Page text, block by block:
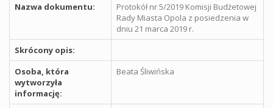
Nazwa dokumentu:
Protokół nr 5/2019 Komisji Budżetowej
Rady Miasta Opola z posiedzenia w
dniu 21 marca 2019 r.
Skrócony opis:
Osoba, która
wytworzyła
informację:
Beata Śliwińska